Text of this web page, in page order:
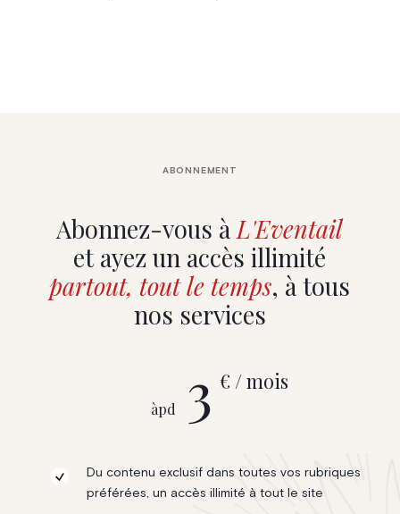
Abonnez-vous àL'Eventail
et ayez un accès illimité
partout, tout le temps, à tous
nos services
ABONNEMENT
àpd 3 € / mois
Du contenu exclusif dans toutes vos rubriques
préférées, un accès illimité à tout le site